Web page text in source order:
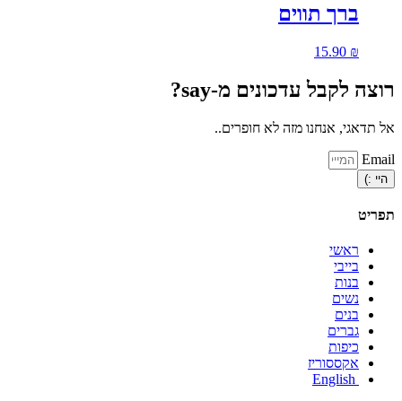
ברך תווים
15.90 ₪
רוצה לקבל עדכונים מ-say?
אל תדאגי, אנחנו מזה לא חופרים..
Email
היי :)
תפריט
ראשי
בייבי
בנות
נשים
בנים
גברים
כיפות
אקססוריז
English